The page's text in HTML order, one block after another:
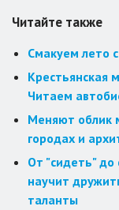
Читайте также
Смакуем лето
Крестьянская
Читаем
Меняют облик
городах и
От "сидеть" до
научит
таланты